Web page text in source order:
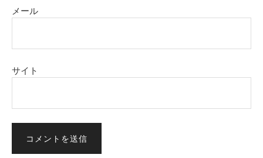
メール
サイト